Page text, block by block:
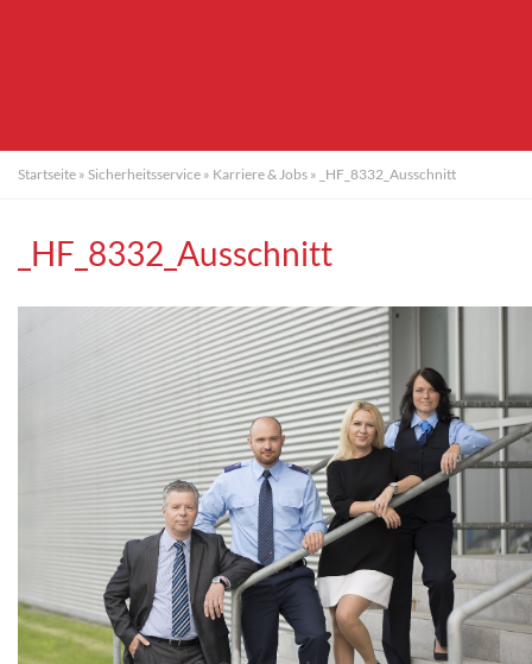
Startseite » Sicherheitsservice » Karriere & Jobs » _HF_8332_Ausschnitt
_HF_8332_Ausschnitt